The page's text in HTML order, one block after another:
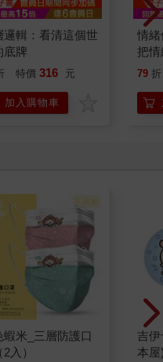
邏輯：看清這個世
底牌
特價 316 元
加入購物車
情
把
誰
79 折
蝦米_三層防護口
入）
吉
本屋